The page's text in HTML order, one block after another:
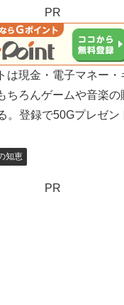
PR
は現金・電子マネー
ちろんゲームや音楽の
。登録で50Gプレゼン
知恵
PR